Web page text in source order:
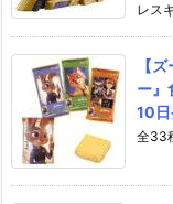
レス
【
ー』
10日
全33